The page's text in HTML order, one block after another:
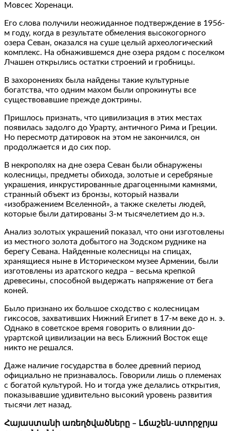
Мовсес Хоренаци.
Его слова получили неожиданное подтверждение в 1956-
м году, когда в результате обмеления высокогорного
озера Севан, оказался на суше целый археологический
комплекс. На обнажившемся дне озера рядом с поселком
Лчашен открылись остатки строений и гробницы.
В захоронениях была найдены такие культурные
богатства, что одним махом были опрокинуты все
существовавшие прежде доктрины.
Пришлось признать, что цивилизация в этих местах
появилась задолго до Урарту, античного Рима и Греции.
Но пересмотр датировок на этом не закончился, он
продолжается и до сих пор.
В некрополях на дне озера Севан были обнаружены
колесницы, предметы обихода, золотые и серебряные
украшения, инкрустированные драгоценными камнями,
странный объект из бронзы, который назвали
«изображением Вселенной», а также скелеты людей,
которые были датированы 3-м тысячелетием до н.э.
Анализ золотых украшений показал, что они изготовлены
из местного золота добытого на Зодском руднике на
берегу Севана. Найденные колесницы на спицах,
хранящиеся ныне в Историческом музее Армении, были
изготовлены из аратского кедра – весьма крепкой
древесины, способной выдержать напряжение от бега
коней.
Было признано их большое сходство с колесницам
гиксосов, захвативших Нижний Египет в 17-м веке до н. э.
Однако в советское время говорить о влиянии до-
урартской цивилизации на весь Ближний Восток еще
никто не решался.
Даже наличие государства в более древний период
официально не признавалось. Говорили лишь о племенах
с богатой культурой. Но и тогда уже делались открытия,
показывавшие удивительно высокий уровень развития
тысячи лет назад.
Հայաստանի առեղծվածները – Լճաշեն-ստորջրյա